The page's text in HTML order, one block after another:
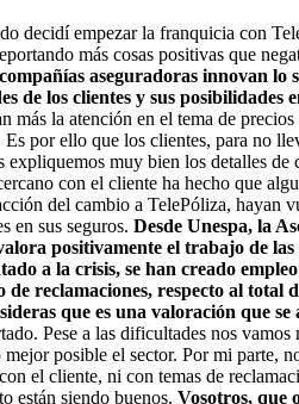
decidí empezar la franquicia con
más cosas positivas que
aseguradoras innovan lo
de los clientes y sus posibilidades
más la atención en el tema de precios
Es por ello que los clientes, para no
expliquemos muy bien los detalles de
con el cliente ha hecho que
del cambio a TelePóliza, hayan
en sus seguros. Desde Unespa, la
positivamente el trabajo de las
a la crisis, se han creado
reclamaciones, respecto al total
que es una valoración que se
Pese a las dificultades nos vamos
posible el sector. Por mi parte,
el cliente, ni con temas de
están siendo buenos. Vosotros, que